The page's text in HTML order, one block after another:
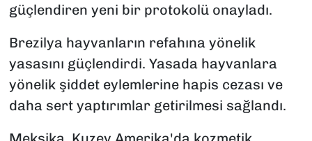
güçlendiren yeni bir protokolü onayladı.
Brezilya hayvanların refahına yönelik
yasasını güçlendirdi. Yasada hayvanlara
yönelik şiddet eylemlerine hapis cezası ve
daha sert yaptırımlar getirilmesi sağlandı.